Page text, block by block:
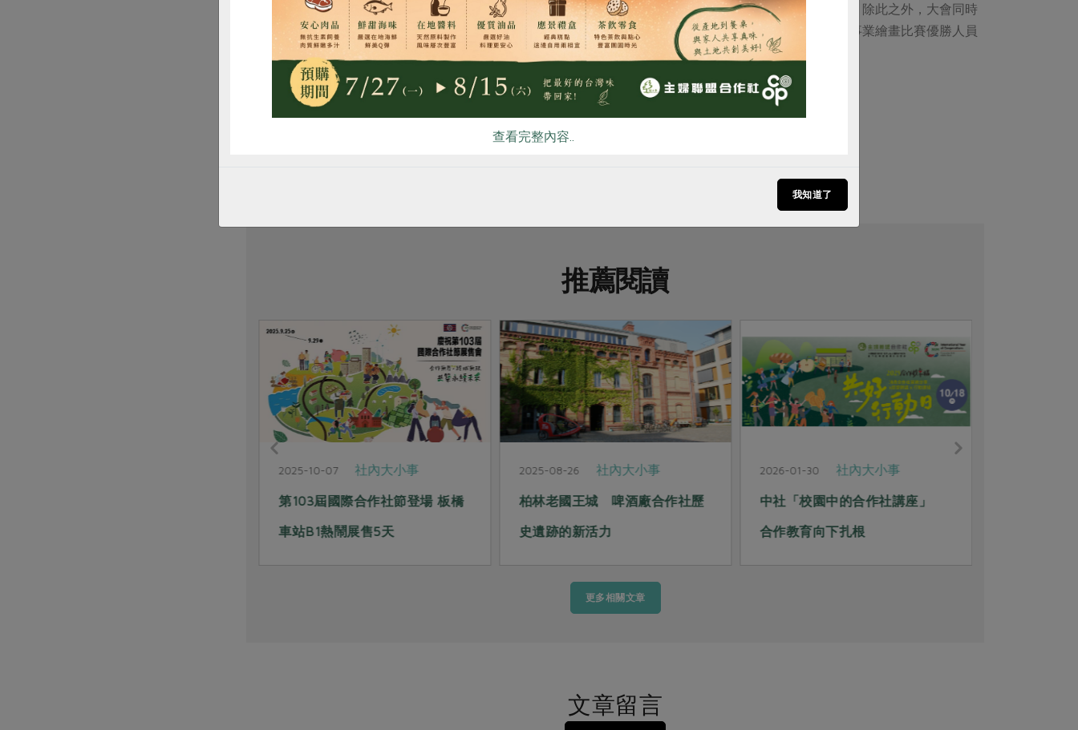
婦聯盟生活消費合作社外，也有深耕地方、表現優異的各類農業及消費合作社，展現合作經濟的多元與活力。除此之外，大會同時
安排績優合作社運動推廣人員獎、合作社實務人員競賽優勝人員獎、合作事業短影片徵選優勝人員獎、合作事業繪畫比賽優勝人員
獎等獎項頒發。
# 合作經濟 # 國際合作社年
推薦閱讀
2025-10-07 社內大小事
第103屆國際合作社節登場 板橋
車站B1熱鬧展售5天
2025-08-26 社內大小事
柏林老國王城 啤酒廠合作社歷
史遺跡的新活力
2026-01-30 社內大小事
中社「校園中的合作社講座」
合作教育向下扎根
更多相關文章
文章留言
查看完整內容..
我知道了